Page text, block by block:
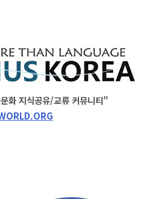
화 지식공유/교류 커뮤니티"